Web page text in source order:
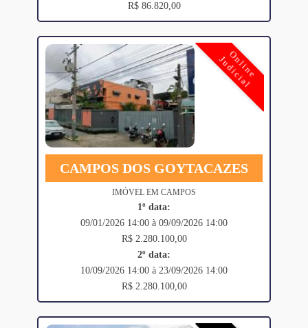
R$ 86.820,00
Online
Judicial
CAMPOS DOS GOYTACAZES
IMÓVEL EM CAMPOS
1º data:
09/01/2026 14:00 à 09/09/2026 14:00
R$ 2.280.100,00
2º data:
10/09/2026 14:00 à 23/09/2026 14:00
R$ 2.280.100,00